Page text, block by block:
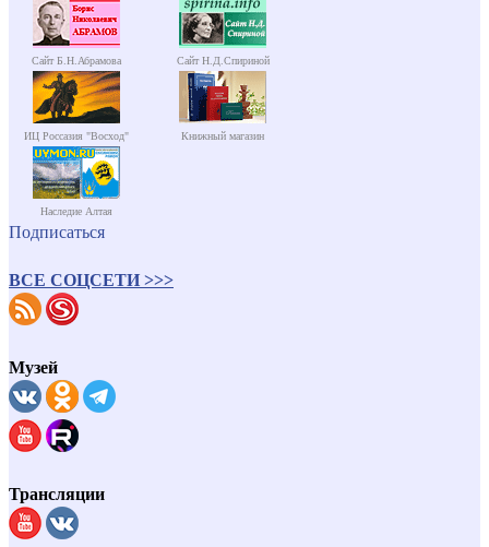
Сайт Б.Н.Абрамова Сайт Н.Д.Спириной
ИЦ Россазия "Восход" Книжный магазин
Наследие Алтая
Подписаться
ВСЕ СОЦСЕТИ >>>
Музей
Трансляции